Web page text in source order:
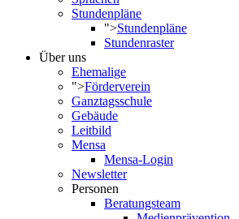
Stundenpläne
">Stundenpläne
Stundenraster
Über uns
Ehemalige
">Förderverein
Ganztagsschule
Gebäude
Leitbild
Mensa
Mensa-Login
Newsletter
Personen
Beratungsteam